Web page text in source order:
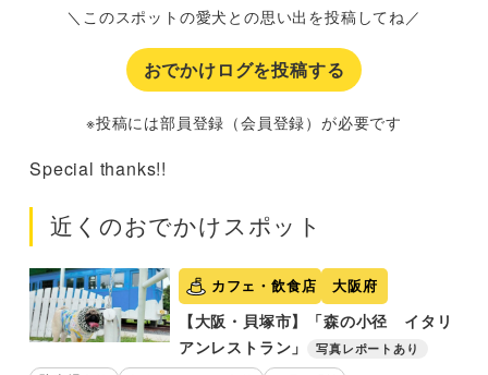
＼このスポットの愛犬との思い出を投稿してね／
おでかけログを投稿する
※投稿には部員登録（会員登録）が必要です
Special thanks!!
近くのおでかけスポット
カフェ・飲食店 大阪府
【大阪・貝塚市】「森の小径 イタリ
アンレストラン」
写真レポートあり